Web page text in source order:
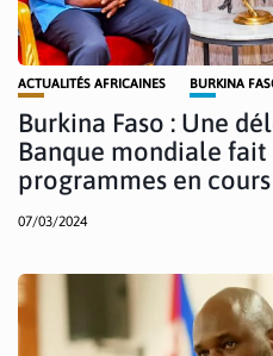
ACTUALITÉS AFRICAINES BURKINA
Burkina Faso : Une
Banque mondiale
programmes en cours
07/03/2024